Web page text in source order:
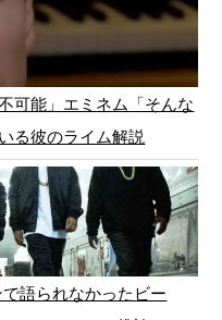
可能」エミネム「そんな
る彼のライム解説
語られなかったビー